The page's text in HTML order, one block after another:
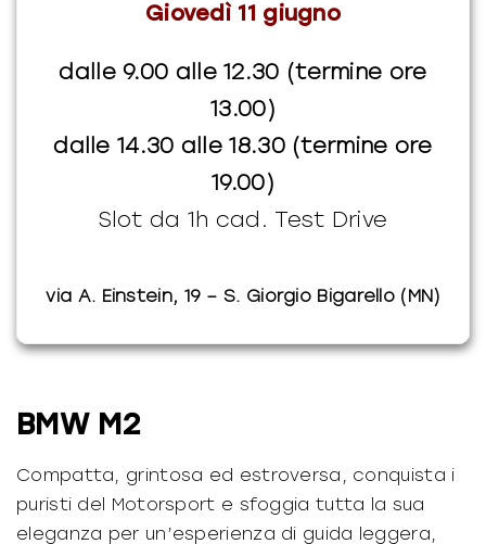
Giovedì 11 giugno
dalle 9.00 alle 12.30 (termine ore
13.00)
dalle 14.30 alle 18.30 (termine ore
19.00)
Slot da 1h cad. Test Drive
via A. Einstein, 19 – S. Giorgio Bigarello (MN)
BMW M2
Compatta, grintosa ed estroversa, conquista i
puristi del Motorsport e sfoggia tutta la sua
eleganza per un’esperienza di guida leggera,